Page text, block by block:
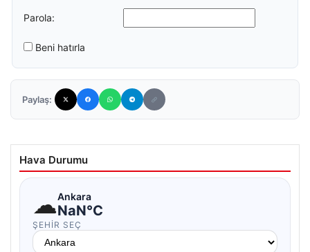
Parola:
Beni hatırla
Paylaş:
Hava Durumu
☁Ankara
NaN°C
ŞEHIR SEÇ